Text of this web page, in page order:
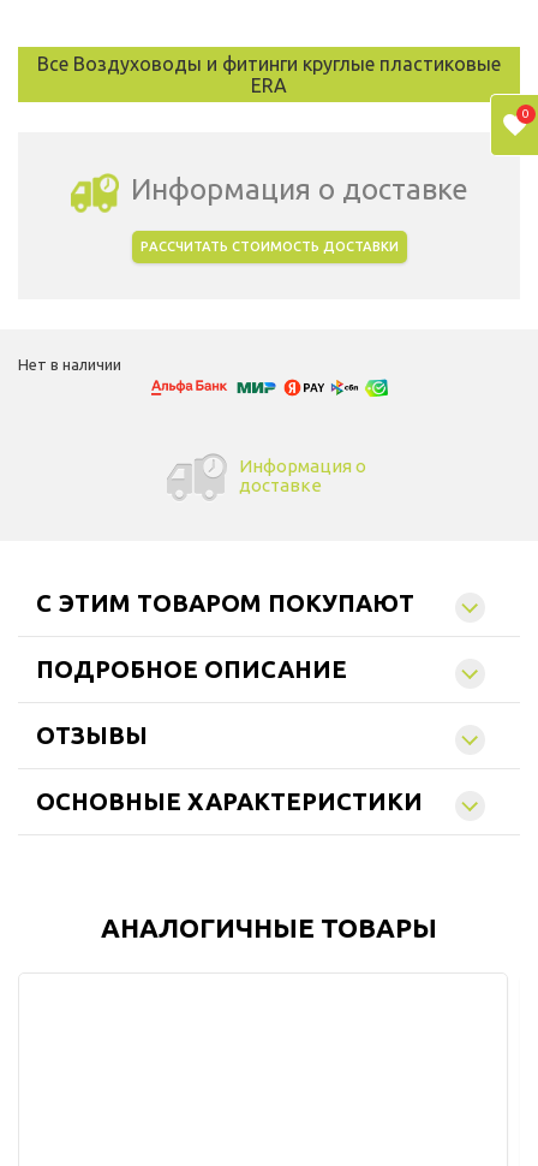
Все Воздуховоды и фитинги круглые пластиковые
ERA
Информация о доставке
РАССЧИТАТЬ СТОИМОСТЬ ДОСТАВКИ
Нет в наличии
Информация о
доставке
C ЭТИМ ТОВАРОМ ПОКУПАЮТ
ПОДРОБНОЕ ОПИСАНИЕ
ОТЗЫВЫ
ОСНОВНЫЕ ХАРАКТЕРИСТИКИ
АНАЛОГИЧНЫЕ ТОВАРЫ
0